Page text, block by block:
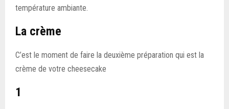
température ambiante.
La crème
C’est le moment de faire la deuxième préparation qui est la
crème de votre cheesecake
1